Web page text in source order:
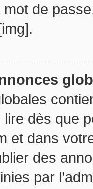
de
dès que
et dans
des
par